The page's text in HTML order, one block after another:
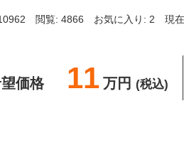
閲覧: 4866 お気に入り: 2 現
価格 11 万円 (税込)